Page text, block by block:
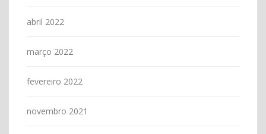
abril 2022
março 2022
fevereiro 2022
novembro 2021